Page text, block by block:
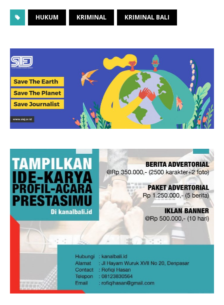
HUKUM KRIMINAL KRIMINAL BALI